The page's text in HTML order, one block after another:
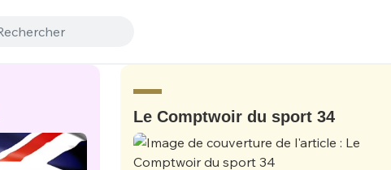
Le Comptwoir du sport 34